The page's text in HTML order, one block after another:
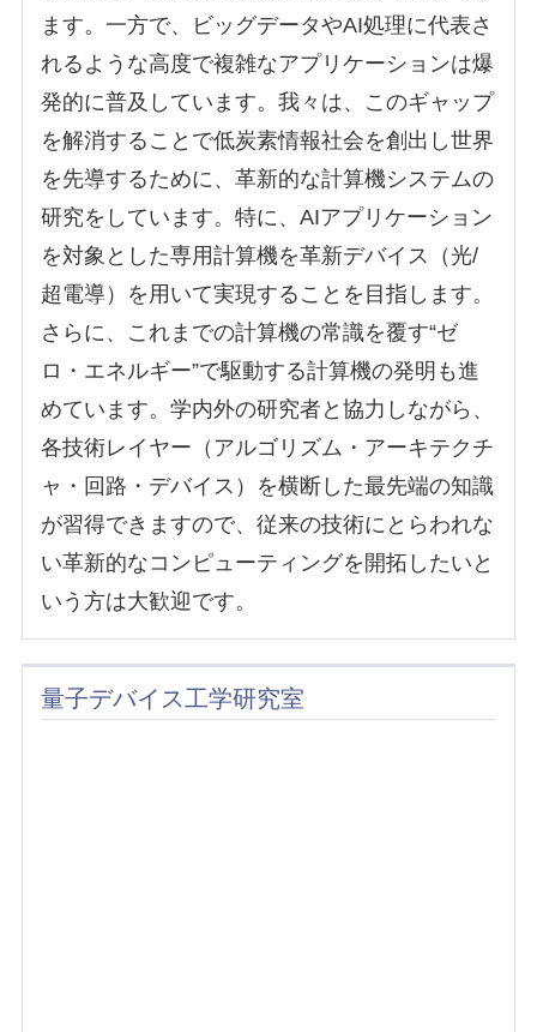
ます。一方で、ビッグデータやAI処理に代表さ
れるような高度で複雑なアプリケーションは爆
発的に普及しています。我々は、このギャップ
を解消することで低炭素情報社会を創出し世界
を先導するために、革新的な計算機システムの
研究をしています。特に、AIアプリケーション
を対象とした専用計算機を革新デバイス（光/
超電導）を用いて実現することを目指します。
さらに、これまでの計算機の常識を覆す“ゼ
ロ・エネルギー”で駆動する計算機の発明も進
めています。学内外の研究者と協力しながら、
各技術レイヤー（アルゴリズム・アーキテクチ
ャ・回路・デバイス）を横断した最先端の知識
が習得できますので、従来の技術にとらわれな
い革新的なコンピューティングを開拓したいと
いう方は大歓迎です。
量子デバイス工学研究室